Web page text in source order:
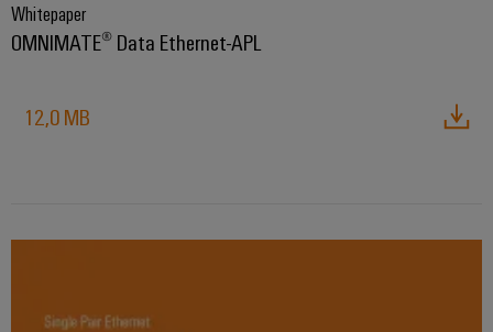
Whitepaper
OMNIMATE® Data Ethernet-APL
12,0 MB